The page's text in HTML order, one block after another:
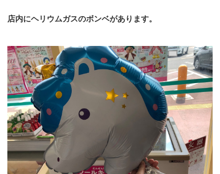
店内にヘリウムガスのボンベがあります。